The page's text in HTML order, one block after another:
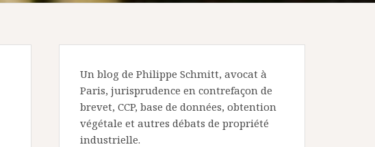
Un blog de Philippe Schmitt, avocat à
Paris, jurisprudence en contrefaçon de
brevet, CCP, base de données, obtention
végétale et autres débats de propriété
industrielle.